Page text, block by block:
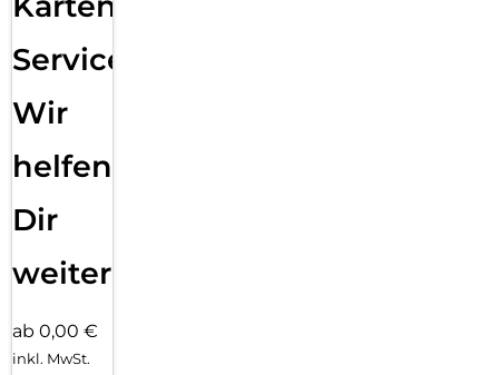
Service:
Wir
helfen
Dir
weiter
ab 0,00 €
inkl. MwSt.